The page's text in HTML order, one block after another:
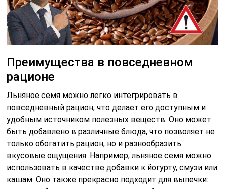
Преимущества в повседневном
рационе
Льняное семя можно легко интегрировать в
повседневный рацион, что делает его доступным и
удобным источником полезных веществ. Оно может
быть добавлено в различные блюда, что позволяет не
только обогатить рацион, но и разнообразить
вкусовые ощущения. Например, льняное семя можно
использовать в качестве добавки к йогурту, смузи или
кашам. Оно также прекрасно подходит для выпечки: